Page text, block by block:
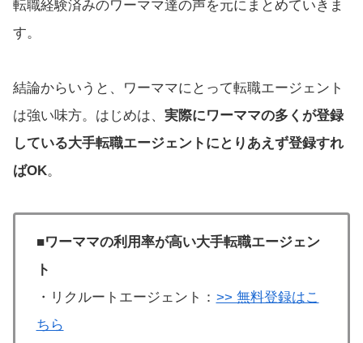
転職経験済みのワーママ達の声を元にまとめていきま
す。
結論からいうと、ワーママにとって転職エージェント
は強い味方。はじめは、 実際にワーママの多くが登録
している大手転職エージェントにとりあえず登録すれ
ばOK。
■ワーママの利用率が高い大手転職エージェン
ト
・リクルートエージェント： >> 無料登録はこ
ちら